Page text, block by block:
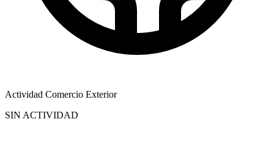
Actividad Comercio Exterior
SIN ACTIVIDAD